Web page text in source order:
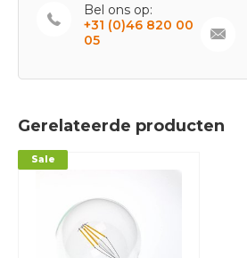
Bel ons op:
+31 (0)46 820 00
05
Gerelateerde producten
Sale